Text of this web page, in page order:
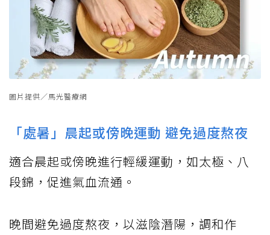
圖片提供／馬光醫療網
「處暑」晨起或傍晚運動 避免過度熬夜
適合晨起或傍晚進行輕緩運動，如太極、八
段錦，促進氣血流通。
晚間避免過度熬夜，以滋陰潛陽，調和作